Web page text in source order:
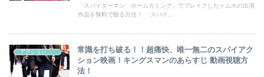
「スパイダーマン ホームカミング」でブレイクしたトムホの出演
作品を無料で観る方法！ 「スパイ...
アクション映画
常識を打ち破る！！超痛快、唯一無二のスパイアク
ション映画！キングスマンのあらすじ 動画視聴方
法！